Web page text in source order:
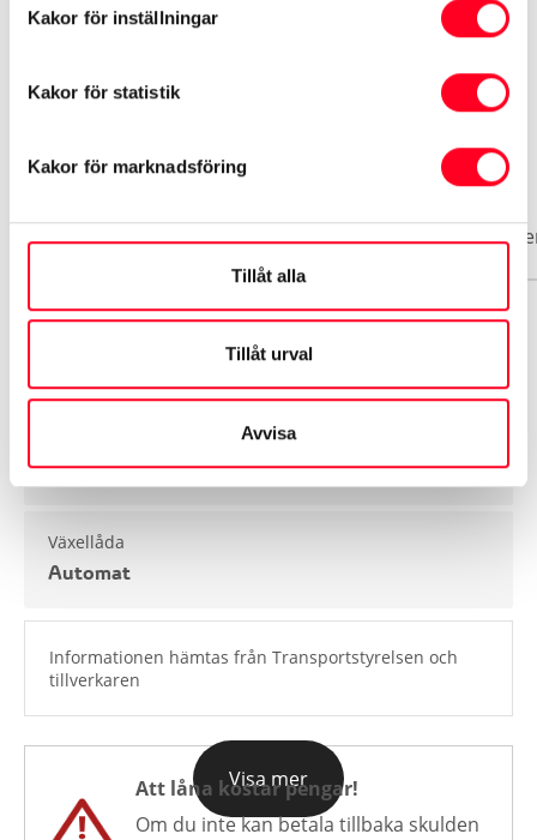
Kakor för inställningar
Kakor för statistik
Kakor för marknadsföring
Tillåt alla
Tillåt urval
Avvisa
Biluppgifter
Basuppgifter Funktioner Interiör Exteriör
Yaris Cross
Växellåda
Automat
Informationen hämtas från Transportstyrelsen och
tillverkaren
Visa mer
Att låna kostar pengar!
Om du inte kan betala tillbaka skulden